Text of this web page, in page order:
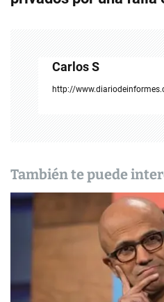
e
e
r
Carlos S
http://
También te puede